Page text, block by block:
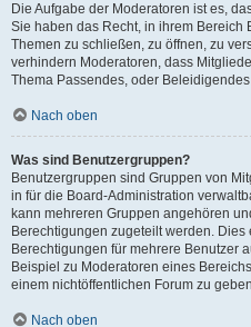
Die Aufgabe der Moderatoren ist es,
Sie haben das Recht, in ihrem Bereich
Themen zu schließen, zu öffnen, zu
verhindern Moderatoren, dass
Thema Passendes, oder
Nach oben
Was sind Benutzergruppen?
Benutzergruppen sind Gruppen von
in für die Board-Administration
kann mehreren Gruppen angehören
Berechtigungen zugeteilt werden.
Berechtigungen für mehrere Benutzer
Beispiel zu Moderatoren eines
einem nichtöffentlichen Forum zu
Nach oben